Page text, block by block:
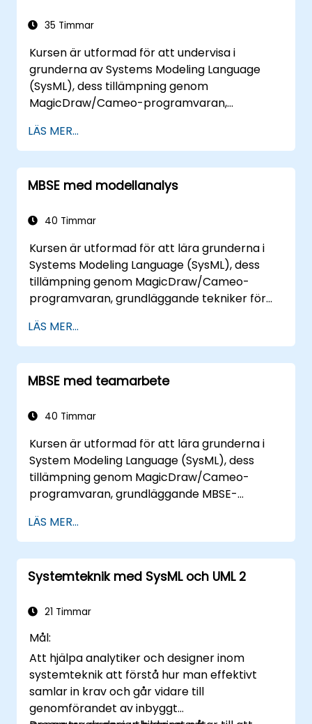
de kan användas.
35 Timmar
Kursen är utformad för att undervisa i
grunderna av Systems Modeling Language
(SysML), dess tillämpning genom
MagicDraw/Cameo-programvaran,
och best practices inom MBSE. Denna
träningsutbildning är också utformat för att
ge professionella en bakgrund i
arkitektursimulering, en introduktion till
flera diagramtyper och hur man kan binda
automatisera arkitekturen.
LÄS MER...
MBSE med modellanalys
40 Timmar
Kursen är utformad för att lära grunderna i
Systems Modeling Language (SysML), dess
tillämpning genom MagicDraw/Cameo-
programvaran, grundläggande tekniker för
(MBSE)-simulering och bästa praxis inom
MBSE. Detta träningsmaterial lär ut
kärnbegrepp och -funktioner av
valideringsregler, valideringssviter och
introducera kärnbegrepp och funktioner i
MagicDraw/Cameo.​
LÄS MER...
MBSE med teamarbete
40 Timmar
Kursen är utformad för att lära grunderna i
System Modeling Language (SysML), dess
tillämpning genom MagicDraw/Cameo-
programvaran, grundläggande MBSE-
MBSE. Detta träningsprogram ger en
grundläggande introduktion till de centrala
koncepten och funktionerna i CATIA No
Magics Teamwork Cloud, samt en
funktionerna i domänspecifika språk (DSL) i
LÄS MER...
Systemteknik med SysML och UML 2
21 Timmar
Mål:
Att hjälpa analytiker och designer inom
systemteknik att förstå hur man effektivt
samlar in krav och går vidare till
genomförandet av inbyggt